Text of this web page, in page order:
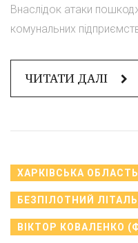
Внаслідок атаки
комунальних
ЧИТАТИ ДАЛІ
ХАРКІВСЬКА ОБЛАСТЬ
БЕЗПІЛОТНИЙ
ВІКТОР КОВАЛЕНКО